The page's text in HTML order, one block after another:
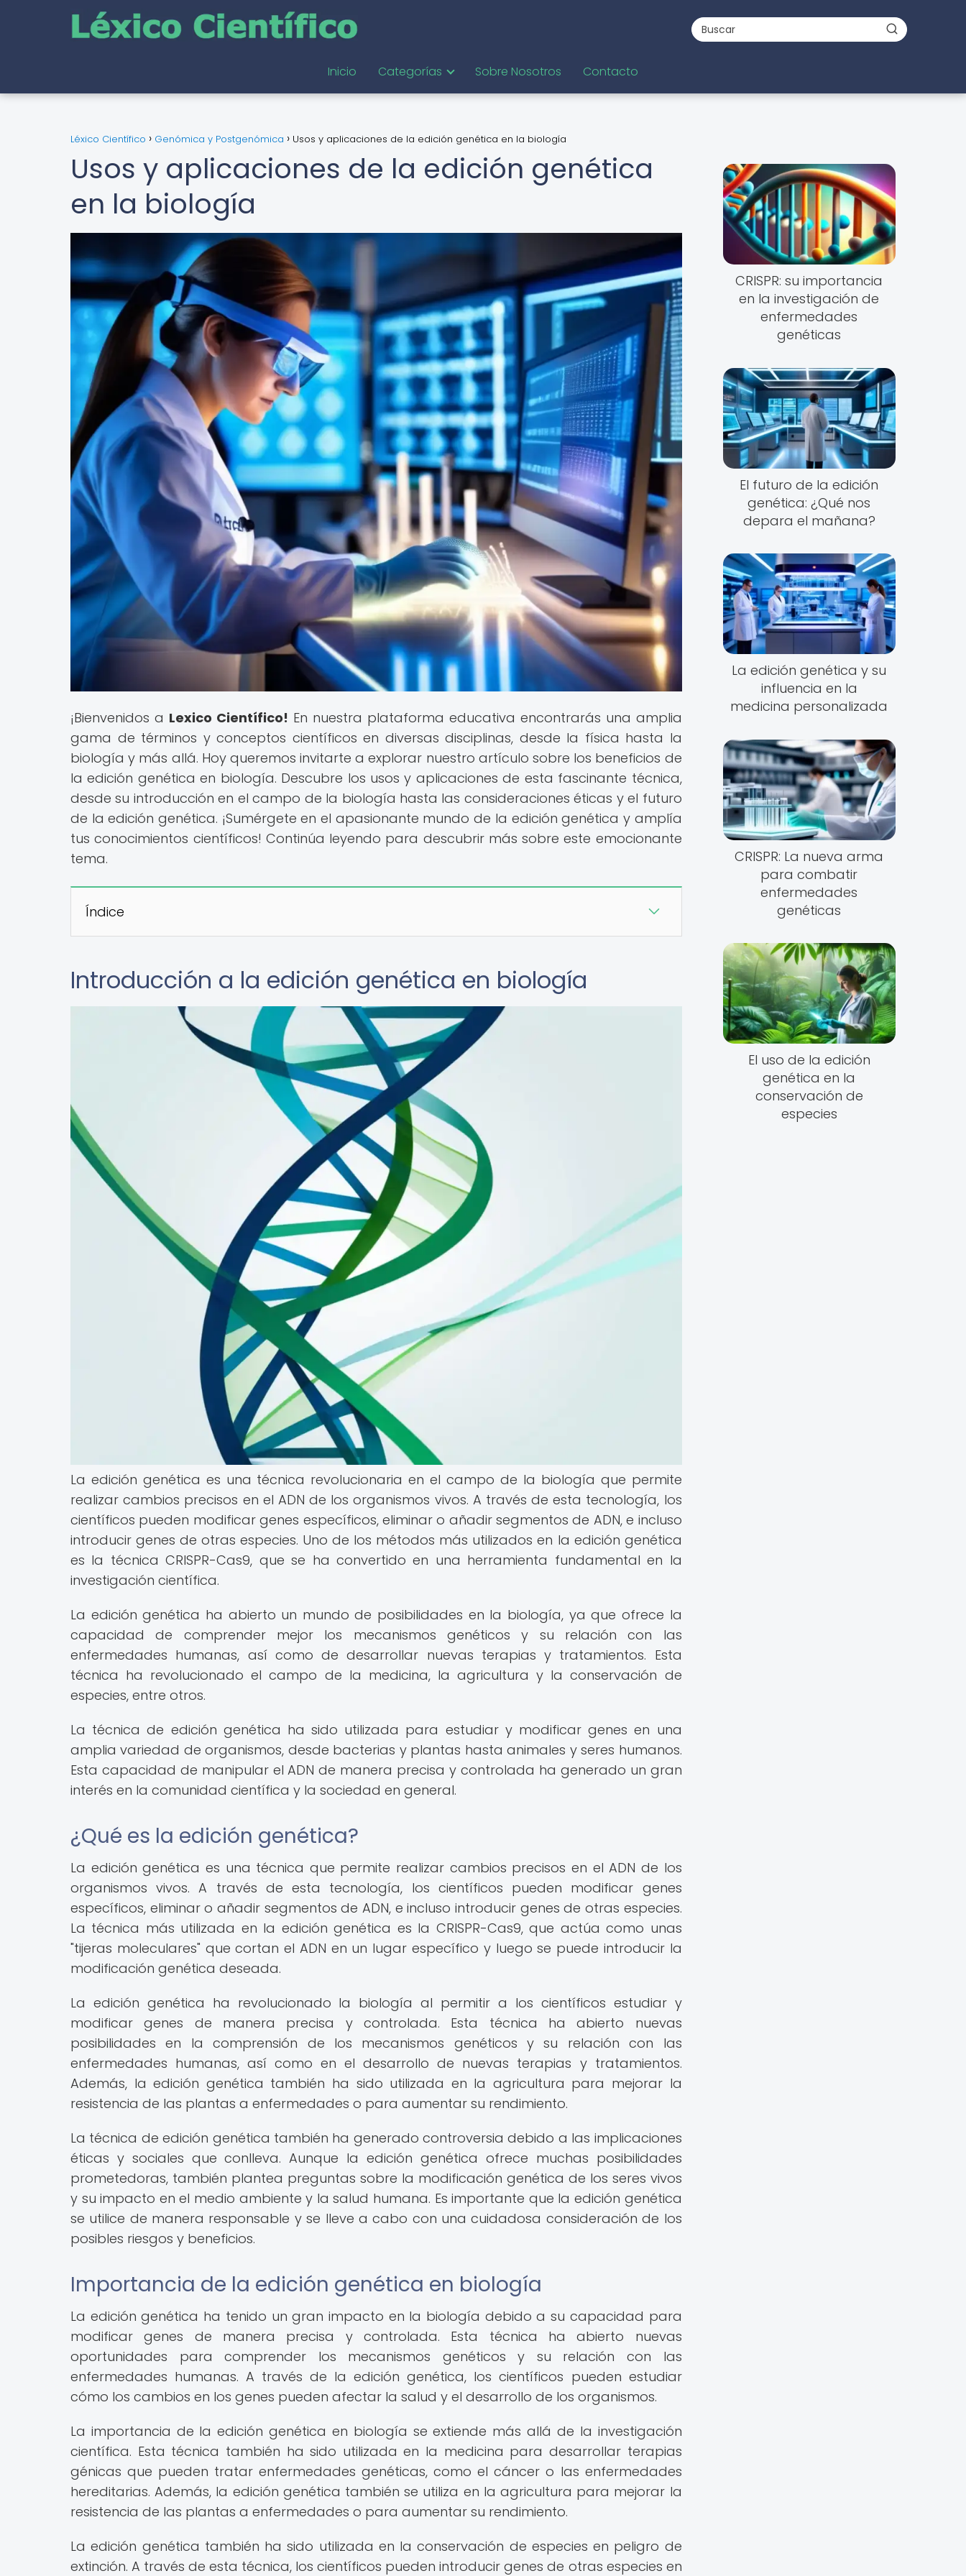
Inicio Categorías Sobre Nosotros Contacto
Léxico Científico Genómica y Postgenómica Usos y aplicaciones de la edición genética en la biología
Usos y aplicaciones de la edición genética
en la biología
¡Bienvenidos a Lexico Científico! En nuestra plataforma educativa encontrarás una amplia
gama de términos y conceptos científicos en diversas disciplinas, desde la física hasta la
biología y más allá. Hoy queremos invitarte a explorar nuestro artículo sobre los beneficios de
la edición genética en biología. Descubre los usos y aplicaciones de esta fascinante técnica,
desde su introducción en el campo de la biología hasta las consideraciones éticas y el futuro
de la edición genética. ¡Sumérgete en el apasionante mundo de la edición genética y amplía
tus conocimientos científicos! Continúa leyendo para descubrir más sobre este emocionante
tema.
Índice
Introducción a la edición genética en biología
La edición genética es una técnica revolucionaria en el campo de la biología que permite
realizar cambios precisos en el ADN de los organismos vivos. A través de esta tecnología, los
científicos pueden modificar genes específicos, eliminar o añadir segmentos de ADN, e incluso
introducir genes de otras especies. Uno de los métodos más utilizados en la edición genética
es la técnica CRISPR-Cas9, que se ha convertido en una herramienta fundamental en la
investigación científica.
La edición genética ha abierto un mundo de posibilidades en la biología, ya que ofrece la
capacidad de comprender mejor los mecanismos genéticos y su relación con las
enfermedades humanas, así como de desarrollar nuevas terapias y tratamientos. Esta
técnica ha revolucionado el campo de la medicina, la agricultura y la conservación de
especies, entre otros.
La técnica de edición genética ha sido utilizada para estudiar y modificar genes en una
amplia variedad de organismos, desde bacterias y plantas hasta animales y seres humanos.
Esta capacidad de manipular el ADN de manera precisa y controlada ha generado un gran
interés en la comunidad científica y la sociedad en general.
¿Qué es la edición genética?
La edición genética es una técnica que permite realizar cambios precisos en el ADN de los
organismos vivos. A través de esta tecnología, los científicos pueden modificar genes
específicos, eliminar o añadir segmentos de ADN, e incluso introducir genes de otras especies.
La técnica más utilizada en la edición genética es la CRISPR-Cas9, que actúa como unas
"tijeras moleculares" que cortan el ADN en un lugar específico y luego se puede introducir la
modificación genética deseada.
La edición genética ha revolucionado la biología al permitir a los científicos estudiar y
modificar genes de manera precisa y controlada. Esta técnica ha abierto nuevas
posibilidades en la comprensión de los mecanismos genéticos y su relación con las
enfermedades humanas, así como en el desarrollo de nuevas terapias y tratamientos.
Además, la edición genética también ha sido utilizada en la agricultura para mejorar la
resistencia de las plantas a enfermedades o para aumentar su rendimiento.
La técnica de edición genética también ha generado controversia debido a las implicaciones
éticas y sociales que conlleva. Aunque la edición genética ofrece muchas posibilidades
prometedoras, también plantea preguntas sobre la modificación genética de los seres vivos
y su impacto en el medio ambiente y la salud humana. Es importante que la edición genética
se utilice de manera responsable y se lleve a cabo con una cuidadosa consideración de los
posibles riesgos y beneficios.
Importancia de la edición genética en biología
La edición genética ha tenido un gran impacto en la biología debido a su capacidad para
modificar genes de manera precisa y controlada. Esta técnica ha abierto nuevas
oportunidades para comprender los mecanismos genéticos y su relación con las
enfermedades humanas. A través de la edición genética, los científicos pueden estudiar
cómo los cambios en los genes pueden afectar la salud y el desarrollo de los organismos.
La importancia de la edición genética en biología se extiende más allá de la investigación
científica. Esta técnica también ha sido utilizada en la medicina para desarrollar terapias
génicas que pueden tratar enfermedades genéticas, como el cáncer o las enfermedades
hereditarias. Además, la edición genética también se utiliza en la agricultura para mejorar la
resistencia de las plantas a enfermedades o para aumentar su rendimiento.
La edición genética también ha sido utilizada en la conservación de especies en peligro de
extinción. A través de esta técnica, los científicos pueden introducir genes de otras especies en
CRISPR: su importancia
en la investigación de
enfermedades
genéticas
El futuro de la edición
genética: ¿Qué nos
depara el mañana?
La edición genética y su
influencia en la
medicina personalizada
CRISPR: La nueva arma
para combatir
enfermedades
genéticas
El uso de la edición
genética en la
conservación de
especies